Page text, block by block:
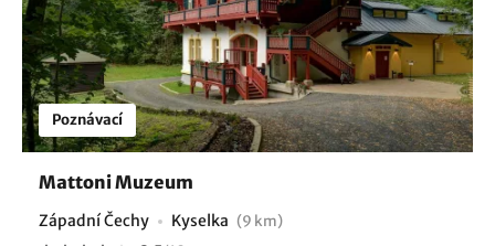
Poznávací
Mattoni Muzeum
Západní Čechy Kyselka (9 km)